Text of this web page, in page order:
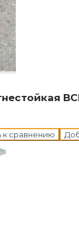
к сравнению